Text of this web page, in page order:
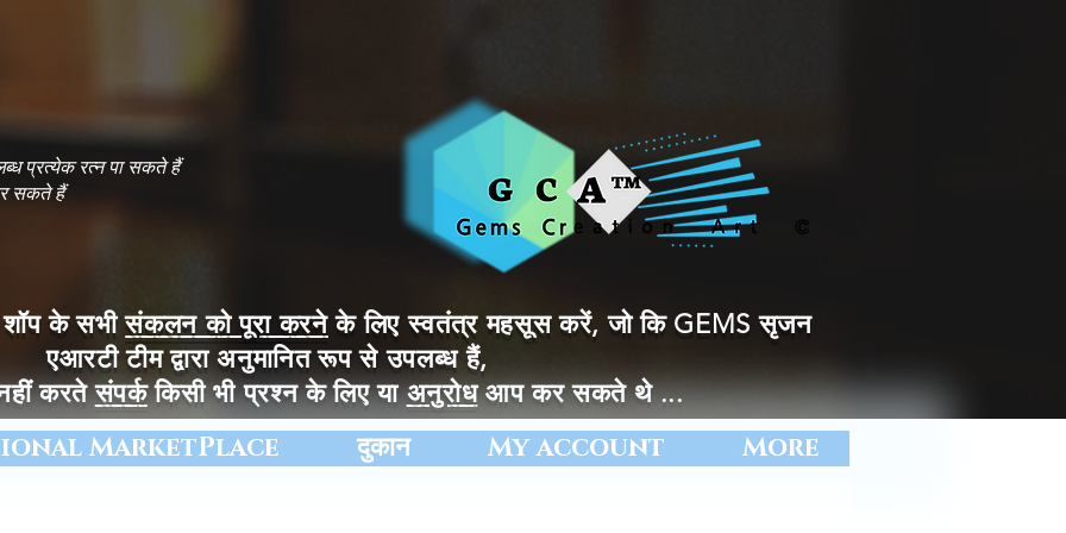
प्रत्येक रत्न पा सकते हैं
सकते हैं
शॉप के सभीसंकलन को पूरा करनेके लिए स्वतंत्र महसूस करें, जो कि GEMS सृजन
एआरटी टीम द्वारा अनुमानित रूप से उपलब्ध हैं,
करतेसंपर्ककिसी भी प्रश्न के लिए याअनुरोधआप कर सकते थे ...
MarketPlace दुकान My account More